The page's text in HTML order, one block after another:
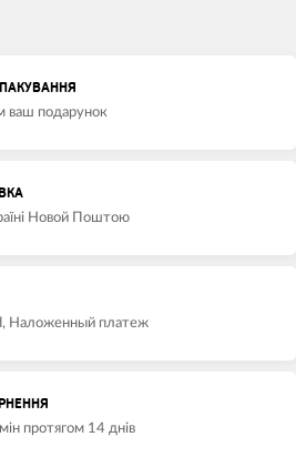
ваш подарунок
Новой Поштою
Наложенный платеж
протягом 14 днів